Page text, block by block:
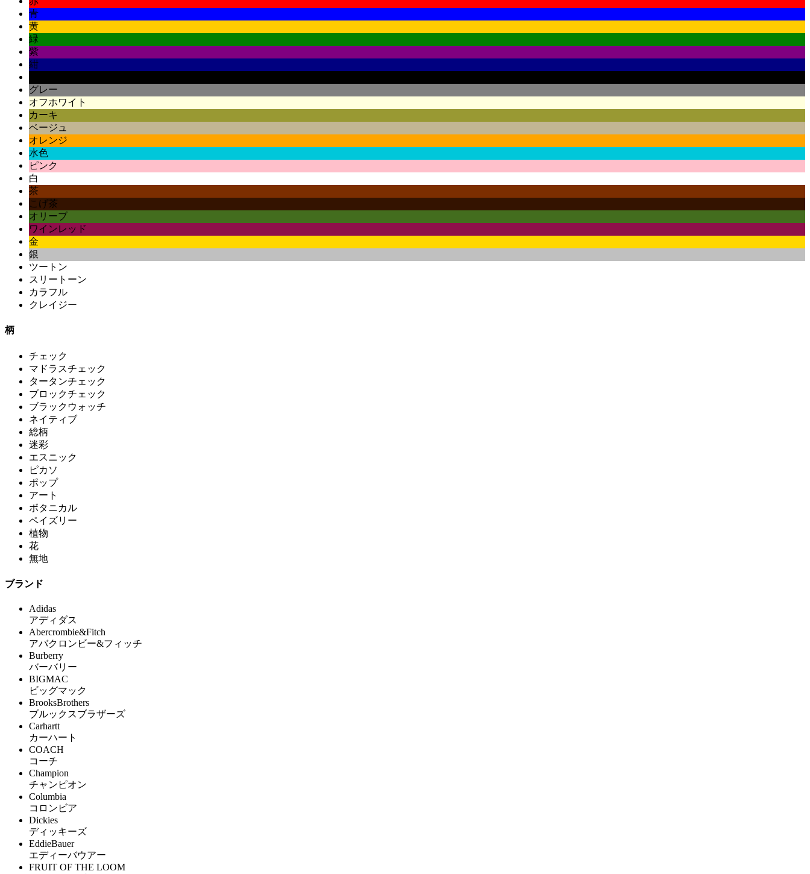
青
黄
緑
紫
紺
グレー
オフホワイト
カーキ
ベージュ
オレンジ
水色
ピンク
白
茶
こげ茶
オリーブ
ワインレッド
金
銀
ツートン
スリートーン
カラフル
クレイジー
柄
チェック
マドラスチェック
タータンチェック
ブロックチェック
ブラックウォッチ
ネイティブ
総柄
迷彩
エスニック
ピカソ
ポップ
アート
ボタニカル
ペイズリー
植物
花
無地
ブランド
Adidas
アディダス
Abercrombie&Fitch
アバクロンビー&フィッチ
Burberry
バーバリー
BIGMAC
ビッグマック
BrooksBrothers
ブルックスブラザーズ
Carhartt
カーハート
COACH
コーチ
Champion
チャンピオン
Columbia
コロンビア
Dickies
ディッキーズ
EddieBauer
エディーバウアー
FRUIT OF THE LOOM